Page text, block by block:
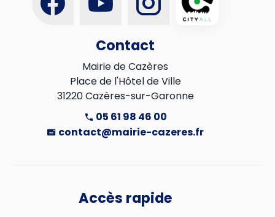
Contact
Mairie de Cazères
Place de l'Hôtel de Ville
31220 Cazères-sur-Garonne
05 61 98 46 00
contact@mairie-cazeres.fr
Accès rapide